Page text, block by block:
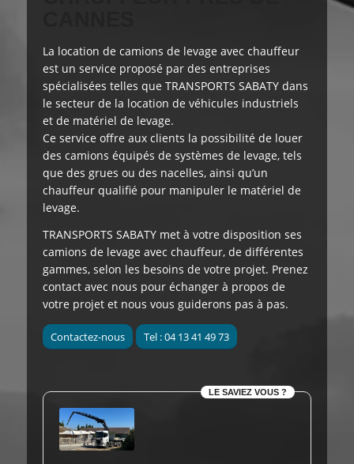
La location de camions de levage avec chauffeur
est un service proposé par des entreprises
spécialisées telles que TRANSPORTS SABATY dans
le secteur de la location de véhicules industriels
et de matériel de levage.
Ce service offre aux clients la possibilité de louer
des camions équipés de systèmes de levage, tels
que des grues ou des nacelles, ainsi qu’un
chauffeur qualifié pour manipuler le matériel de
levage.
TRANSPORTS SABATY met à votre disposition ses
camions de levage avec chauffeur, de différentes
gammes, selon les besoins de votre projet. Prenez
contact avec nous pour échanger à propos de
votre projet et nous vous guiderons pas à pas.
Contactez-nous Tel : 04 13 41 49 73
LE SAVIEZ VOUS ?